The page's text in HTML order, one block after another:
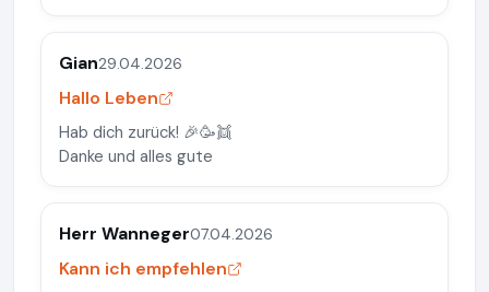
Gian29.04.2026
Hallo Leben
Hab dich zurück! 🎉🥳👯
Danke und alles gute
Herr Wanneger07.04.2026
Kann ich empfehlen